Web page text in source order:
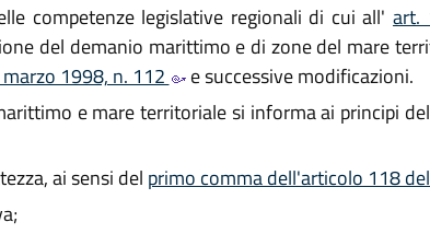
competenze legislative regionali di cui all'art.
del demanio marittimo e di zone del mare
1998, n. 112
e successive modificazioni.
e mare territoriale si informa ai principi
ai sensi del primo comma dell'articolo 118